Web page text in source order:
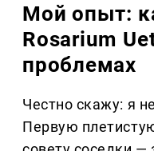
Мой опыт:
Rosarium
проблемах
Честно скажу: я
Первую